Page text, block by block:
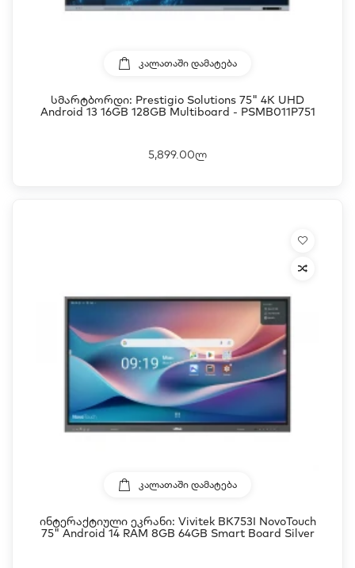
ᲙᲐᲚᲐᲗᲐᲨᲘ ᲓᲐᲛᲐᲢᲔᲑᲐ
Სმარტბორდი: Prestigio Solutions 75" 4K UHD
Android 13 16GB 128GB Multiboard - PSMB011P751
5,899.00ლ
ᲙᲐᲚᲐᲗᲐᲨᲘ ᲓᲐᲛᲐᲢᲔᲑᲐ
Ინტერაქტიული Ეკრანი: Vivitek BK753I NovoTouch
75" Android 14 RAM 8GB 64GB Smart Board Silver